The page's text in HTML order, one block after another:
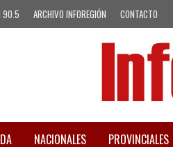
90.5 ARCHIVO INFOREGIÓN CONTACTO
NACIONALES PROVINCIALES